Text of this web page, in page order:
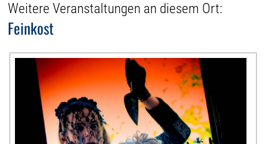
Weitere Veranstaltungen an diesem Ort:
Feinkost